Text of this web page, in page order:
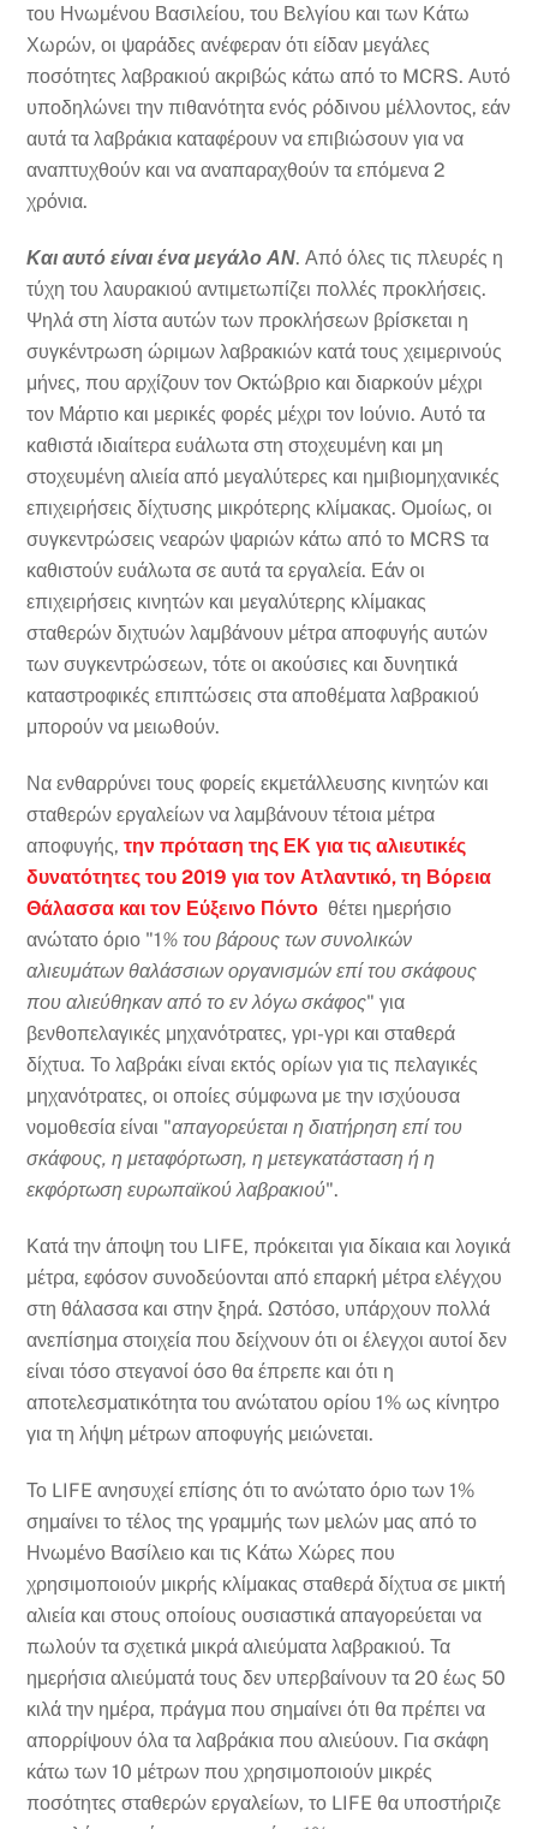
του Ηνωμένου Βασιλείου, του Βελγίου και των Κάτω
Χωρών, οι ψαράδες ανέφεραν ότι είδαν μεγάλες
ποσότητες λαβρακιού ακριβώς κάτω από το MCRS. Αυτό
υποδηλώνει την πιθανότητα ενός ρόδινου μέλλοντος, εάν
αυτά τα λαβράκια καταφέρουν να επιβιώσουν για να
αναπτυχθούν και να αναπαραχθούν τα επόμενα 2
χρόνια.
Και αυτό είναι ένα μεγάλο ΑΝ. Από όλες τις πλευρές η
τύχη του λαυρακιού αντιμετωπίζει πολλές προκλήσεις.
Ψηλά στη λίστα αυτών των προκλήσεων βρίσκεται η
συγκέντρωση ώριμων λαβρακιών κατά τους χειμερινούς
μήνες, που αρχίζουν τον Οκτώβριο και διαρκούν μέχρι
τον Μάρτιο και μερικές φορές μέχρι τον Ιούνιο. Αυτό τα
καθιστά ιδιαίτερα ευάλωτα στη στοχευμένη και μη
στοχευμένη αλιεία από μεγαλύτερες και ημιβιομηχανικές
επιχειρήσεις δίχτυσης μικρότερης κλίμακας. Ομοίως, οι
συγκεντρώσεις νεαρών ψαριών κάτω από το MCRS τα
καθιστούν ευάλωτα σε αυτά τα εργαλεία. Εάν οι
επιχειρήσεις κινητών και μεγαλύτερης κλίμακας
σταθερών διχτυών λαμβάνουν μέτρα αποφυγής αυτών
των συγκεντρώσεων, τότε οι ακούσιες και δυνητικά
καταστροφικές επιπτώσεις στα αποθέματα λαβρακιού
μπορούν να μειωθούν.
Να ενθαρρύνει τους φορείς εκμετάλλευσης κινητών και
σταθερών εργαλείων να λαμβάνουν τέτοια μέτρα
αποφυγής,την πρόταση της ΕΚ για τις αλιευτικές
δυνατότητες του 2019 για τον Ατλαντικό, τη Βόρεια
Θάλασσα και τον Εύξεινο Πόντο θέτει ημερήσιο
ανώτατο όριο "1% του βάρους των συνολικών
αλιευμάτων θαλάσσιων οργανισμών επί του σκάφους
που αλιεύθηκαν από το εν λόγω σκάφος" για
βενθοπελαγικές μηχανότρατες, γρι-γρι και σταθερά
δίχτυα. Το λαβράκι είναι εκτός ορίων για τις πελαγικές
μηχανότρατες, οι οποίες σύμφωνα με την ισχύουσα
νομοθεσία είναι "απαγορεύεται η διατήρηση επί του
σκάφους, η μεταφόρτωση, η μετεγκατάσταση ή η
εκφόρτωση ευρωπαϊκού λαβρακιού".
Κατά την άποψη του LIFE, πρόκειται για δίκαια και λογικά
μέτρα, εφόσον συνοδεύονται από επαρκή μέτρα ελέγχου
στη θάλασσα και στην ξηρά. Ωστόσο, υπάρχουν πολλά
ανεπίσημα στοιχεία που δείχνουν ότι οι έλεγχοι αυτοί δεν
είναι τόσο στεγανοί όσο θα έπρεπε και ότι η
αποτελεσματικότητα του ανώτατου ορίου 1% ως κίνητρο
για τη λήψη μέτρων αποφυγής μειώνεται.
Το LIFE ανησυχεί επίσης ότι το ανώτατο όριο των 1%
σημαίνει το τέλος της γραμμής των μελών μας από το
Ηνωμένο Βασίλειο και τις Κάτω Χώρες που
χρησιμοποιούν μικρής κλίμακας σταθερά δίχτυα σε μικτή
αλιεία και στους οποίους ουσιαστικά απαγορεύεται να
πωλούν τα σχετικά μικρά αλιεύματα λαβρακιού. Τα
ημερήσια αλιεύματά τους δεν υπερβαίνουν τα 20 έως 50
κιλά την ημέρα, πράγμα που σημαίνει ότι θα πρέπει να
απορρίψουν όλα τα λαβράκια που αλιεύουν. Για σκάφη
κάτω των 10 μέτρων που χρησιμοποιούν μικρές
ποσότητες σταθερών εργαλείων, το LIFE θα υποστήριζε